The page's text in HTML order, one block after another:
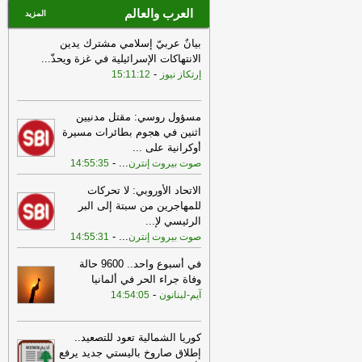
العرب والعالم المزيد
بيانٌ عربيّ إسلامي مشترك يدين
الانتهاكات الإسرائيلية في غزة ويحذّ...
إرتكاز نيوز -
15:11:12
مسؤول روسي: مقتل مدنيين
اثنين في هجوم بطائرات مسيرة
أوكرانية على ...
صوت بيروت إنترن...
-
14:55:35
الاتحاد الأوروبي: لا تحركات
للمهاجرين من سبتة إلى البر
الرئيسي لإ...
صوت بيروت إنترن...
-
14:55:31
في أسبوع واحد.. 9600 حالة
وفاة جراء الحر في ألمانيا
آيم-لبنانون -
14:54:05
كوريا الشمالية تعود للتصعيد..
إطلاق صاروخ باليستي جديد يرفع